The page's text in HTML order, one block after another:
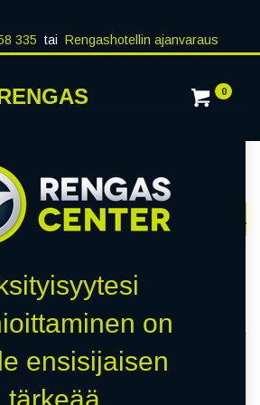
335 tai Rengashotellin ajanvaraus
0
Näytä kaikki
PAKETTIAUTO MUUT
11 kohteita löydetty.
D
on
ensisijaisen